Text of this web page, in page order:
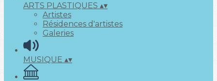
ARTS PLASTIQUES ▴▾
Artistes
Résidences d'artistes
Galeries
MUSIQUE ▴▾